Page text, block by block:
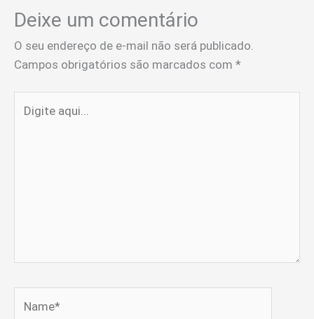
Deixe um comentário
O seu endereço de e-mail não será publicado.
Campos obrigatórios são marcados com *
aqui...